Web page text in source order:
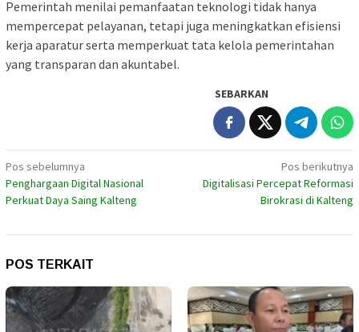
Pemerintah menilai pemanfaatan teknologi tidak hanya
mempercepat pelayanan, tetapi juga meningkatkan efisiensi
kerja aparatur serta memperkuat tata kelola pemerintahan
yang transparan dan akuntabel.
SEBARKAN
Navigasi
pos
Pos sebelumnya
Penghargaan Digital Nasional
Perkuat Daya Saing Kalteng
Pos berikutnya
Digitalisasi Percepat Reformasi
Birokrasi di Kalteng
POS TERKAIT